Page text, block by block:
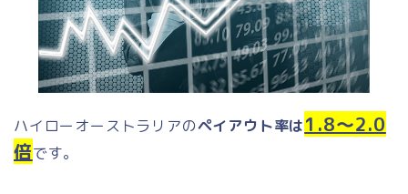
ハイローオーストラリアのペイアウト率は1.8〜2.0
倍です。